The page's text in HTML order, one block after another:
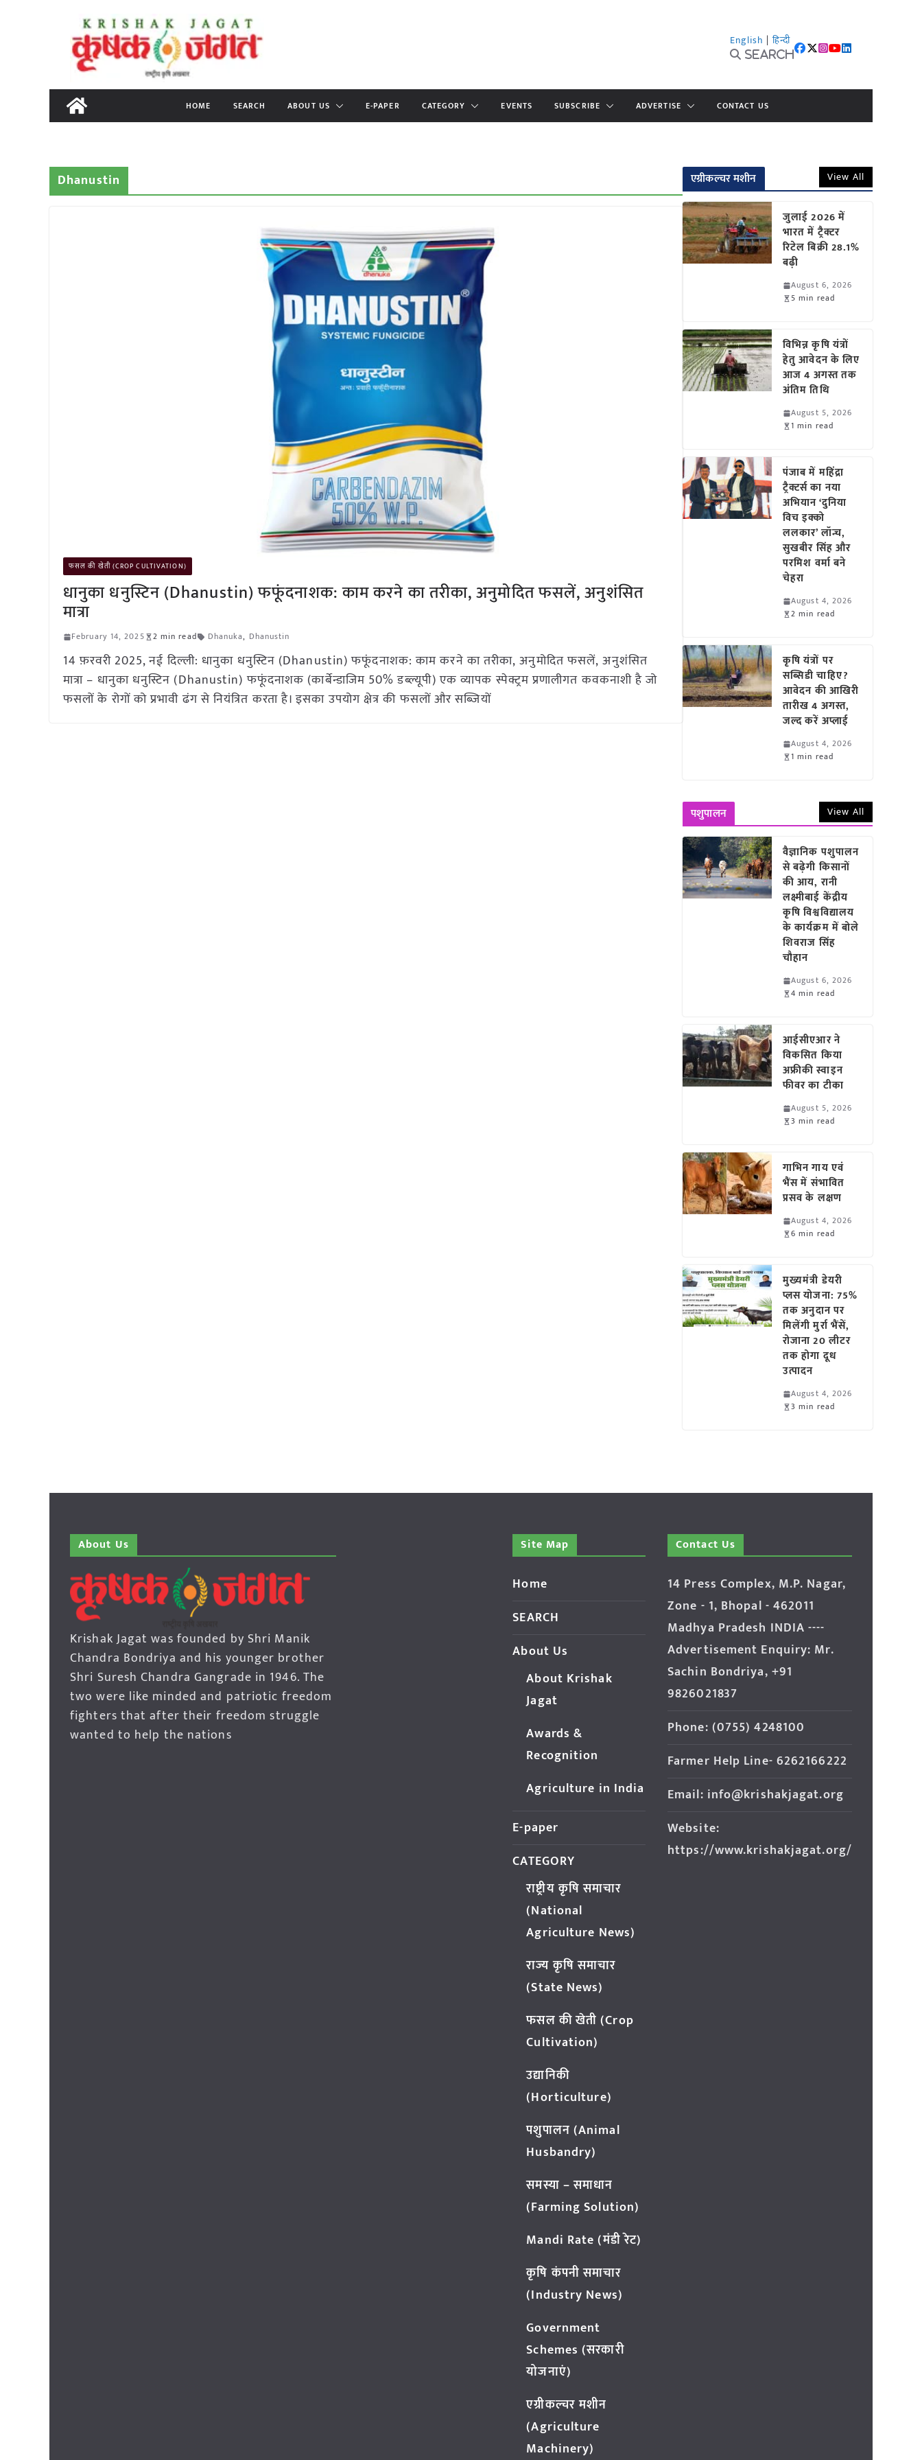
content
English | हिन्दी
Search
HOME SEARCH ABOUT US E-PAPER CATEGORY EVENTS SUBSCRIBE ADVERTISE CONTACT US
Dhanustin
फसल की खेती (CROP CULTIVATION)
धानुका धनुस्टिन (Dhanustin) फफूंदनाशक: काम करने का तरीका, अनुमोदित फसलें, अनुशंसित
मात्रा
February 14, 2025 2 min read Dhanuka, Dhanustin
14 फ़रवरी 2025, नई दिल्ली: धानुका धनुस्टिन (Dhanustin) फफूंदनाशक: काम करने का तरीका, अनुमोदित फसलें, अनुशंसित
मात्रा – धानुका धनुस्टिन (Dhanustin) फफूंदनाशक (कार्बेन्डाजिम 50% डब्ल्यूपी) एक व्यापक स्पेक्ट्रम प्रणालीगत कवकनाशी है जो
फसलों के रोगों को प्रभावी ढंग से नियंत्रित करता है। इसका उपयोग क्षेत्र की फसलों और सब्जियों
एग्रीकल्चर मशीन View All
जुलाई 2026 में
भारत में ट्रैक्टर
रिटेल बिक्री 28.1%
बढ़ी
August 6, 2026
5 min read
विभिन्न कृषि यंत्रों
हेतु आवेदन के लिए
आज 4 अगस्त तक
अंतिम तिथि
August 5, 2026
1 min read
पंजाब में महिंद्रा
ट्रैक्टर्स का नया
अभियान ‘दुनिया
विच इक्को
ललकार’ लॉन्च,
सुखबीर सिंह और
परमिश वर्मा बने
चेहरा
August 4, 2026
2 min read
कृषि यंत्रों पर
सब्सिडी चाहिए?
आवेदन की आखिरी
तारीख 4 अगस्त,
जल्द करें अप्लाई
August 4, 2026
1 min read
पशुपालन View All
वैज्ञानिक पशुपालन
से बढ़ेगी किसानों
की आय, रानी
लक्ष्मीबाई केंद्रीय
कृषि विश्वविद्यालय
के कार्यक्रम में बोले
शिवराज सिंह
चौहान
August 6, 2026
4 min read
आईसीएआर ने
विकसित किया
अफ्रीकी स्वाइन
फीवर का टीका
August 5, 2026
3 min read
गाभिन गाय एवं
भैंस में संभावित
प्रसव के लक्षण
August 4, 2026
6 min read
मुख्यमंत्री डेयरी
प्लस योजना: 75%
तक अनुदान पर
मिलेंगी मुर्रा भैंसें,
रोजाना 20 लीटर
तक होगा दूध
उत्पादन
August 4, 2026
3 min read
About Us
Krishak Jagat was founded by Shri Manik
Chandra Bondriya and his younger brother
Shri Suresh Chandra Gangrade in 1946. The
two were like minded and patriotic freedom
fighters that after their freedom struggle
wanted to help the nations
Site Map
Home
SEARCH
About Us
About Krishak
Jagat
Awards &
Recognition
Agriculture in India
E-paper
CATEGORY
राष्ट्रीय कृषि समाचार
(National
Agriculture News)
राज्य कृषि समाचार
(State News)
फसल की खेती (Crop
Cultivation)
उद्यानिकी
(Horticulture)
पशुपालन (Animal
Husbandry)
समस्या – समाधान
(Farming Solution)
Mandi Rate (मंडी रेट)
कृषि कंपनी समाचार
(Industry News)
Government
Schemes (सरकारी
योजनाएं)
एग्रीकल्चर मशीन
(Agriculture
Machinery)
Contact Us
14 Press Complex, M.P. Nagar,
Zone - 1, Bhopal - 462011
Madhya Pradesh INDIA ----
Advertisement Enquiry: Mr.
Sachin Bondriya, +91
9826021837
Phone: (0755) 4248100
Farmer Help Line- 6262166222
Email: info@krishakjagat.org
Website:
https://www.krishakjagat.org/